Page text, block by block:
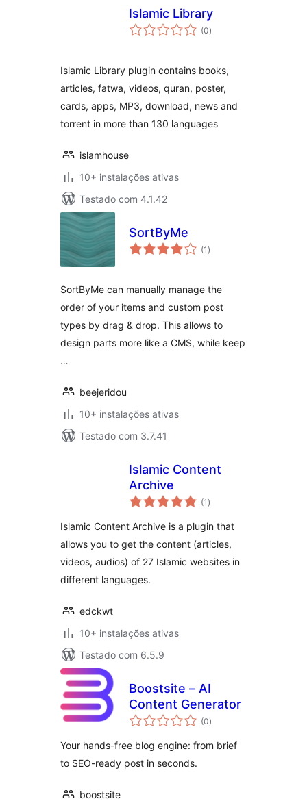
Islamic Library
(0avaliações
totais
)
Islamic Library plugin contains books,
articles, fatwa, videos, quran, poster,
cards, apps, MP3, download, news and
torrent in more than 130 languages
islamhouse
10+ instalações ativas
Testado com 4.1.42
SortByMe
(1 avaliações
totais
)
SortByMe can manually manage the
order of your items and custom post
types by drag & drop. This allows to
design parts more like a CMS, while keep
…
beejeridou
10+ instalações ativas
Testado com 3.7.41
Islamic Content
Archive
(1 avaliações
totais
)
Islamic Content Archive is a plugin that
allows you to get the content (articles,
videos, audios) of 27 Islamic websites in
different languages.
edckwt
10+ instalações ativas
Testado com 6.5.9
Boostsite – AI
Content Generator
(0avaliações
totais
)
Your hands-free blog engine: from brief
to SEO-ready post in seconds.
boostsite